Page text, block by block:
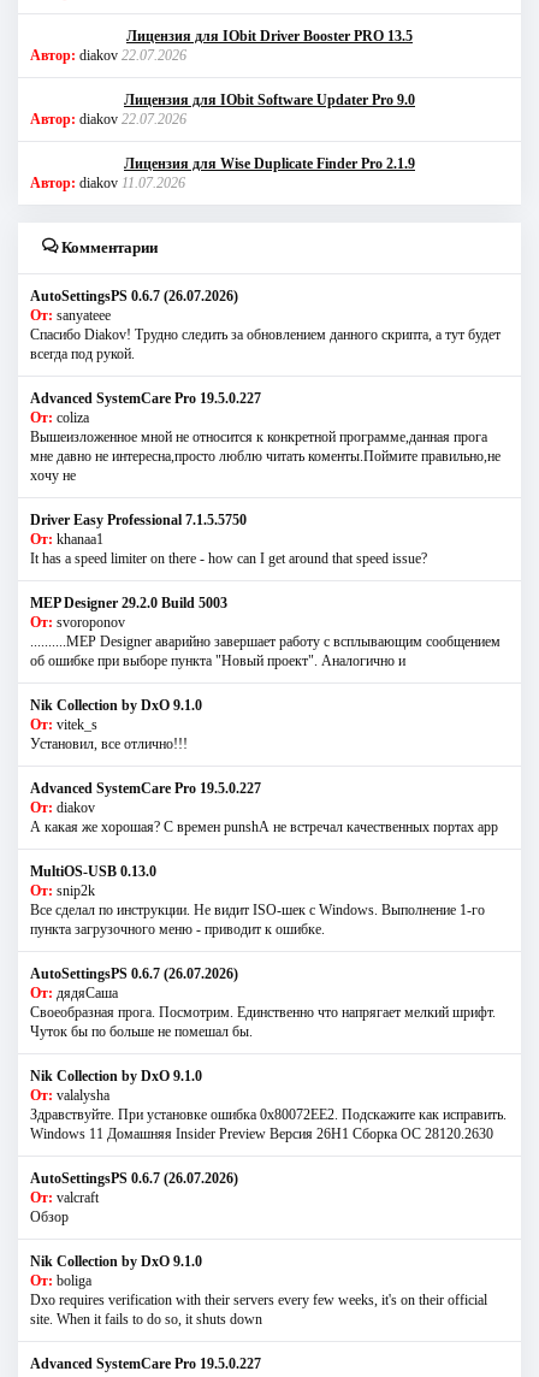
Лицензия для IObit Driver Booster PRO 13.5
Автор: diakov 22.07.2026
Лицензия для IObit Software Updater Pro 9.0
Автор: diakov 22.07.2026
Лицензия для Wise Duplicate Finder Pro 2.1.9
Автор: diakov 11.07.2026
Комментарии
AutoSettingsPS 0.6.7 (26.07.2026)
От: sanyateee
Спасибо Diakov! Трудно следить за обновлением данного скрипта, а тут будет
всегда под рукой.
Advanced SystemCare Pro 19.5.0.227
От: coliza
Вышеизложенное мной не относится к конкретной программе,данная прога
мне давно не интересна,просто люблю читать коменты.Поймите правильно,не
хочу не
Driver Easy Professional 7.1.5.5750
От: khanaa1
It has a speed limiter on there - how can I get around that speed issue?
MEP Designer 29.2.0 Build 5003
От: svoroponov
..........MEP Designer аварийно завершает работу с всплывающим сообщением
об ошибке при выборе пункта "Новый проект". Аналогично и
Nik Collection by DxO 9.1.0
От: vitek_s
Установил, все отлично!!!
Advanced SystemCare Pro 19.5.0.227
От: diakov
А какая же хорошая? С времен punshА не встречал качественных портах app
MultiOS-USB 0.13.0
От: snip2k
Все сделал по инструкции. Не видит ISO-шек с Windows. Выполнение 1-го
пункта загрузочного меню - приводит к ошибке.
AutoSettingsPS 0.6.7 (26.07.2026)
От: дядяСаша
Своеобразная прога. Посмотрим. Единственно что напрягает мелкий шрифт.
Чуток бы по больше не помешал бы.
Nik Collection by DxO 9.1.0
От: valalysha
Здравствуйте. При установке ошибка 0х80072EE2. Подскажите как исправить.
Windows 11 Домашняя Insider Preview Версия 26H1 Сборка ОС 28120.2630
AutoSettingsPS 0.6.7 (26.07.2026)
От: valcraft
Обзор
Nik Collection by DxO 9.1.0
От: boliga
Dxo requires verification with their servers every few weeks, it's on their official
site. When it fails to do so, it shuts down
Advanced SystemCare Pro 19.5.0.227